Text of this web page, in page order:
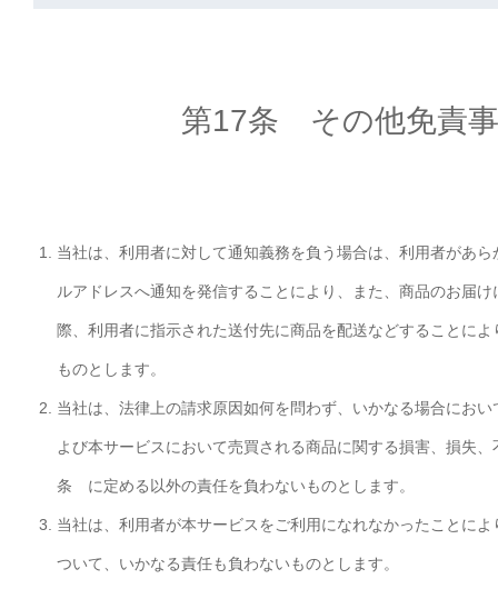
第17条 その他免責
当社は、利用者に対して通知義務を負う場合は、利用者があ
ルアドレスへ通知を発信することにより、また、商品のお届
際、利用者に指示された送付先に商品を配送などすることに
ものとします。
当社は、法律上の請求原因如何を問わず、いかなる場合にお
よび本サービスにおいて売買される商品に関する損害、損失
条 に定める以外の責任を負わないものとします。
当社は、利用者が本サービスをご利用になれなかったことに
ついて、いかなる責任も負わないものとします。